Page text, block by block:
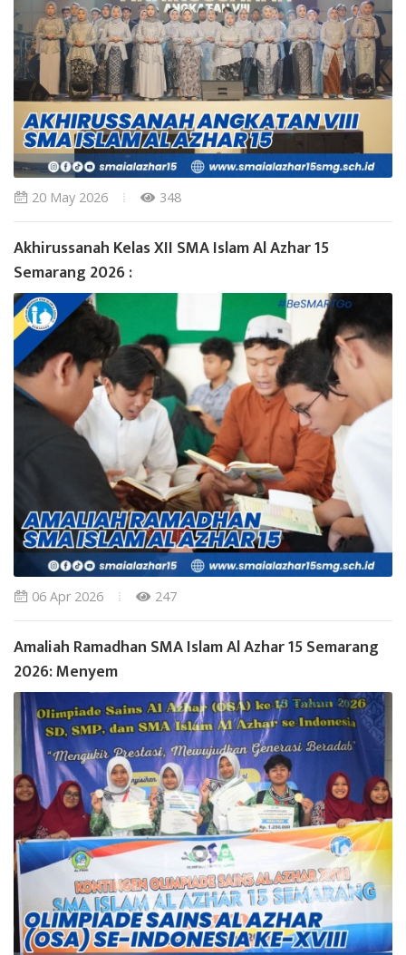
20 May 2026 348
Akhirussanah Kelas XII SMA Islam Al Azhar 15
Semarang 2026 :
06 Apr 2026 247
Amaliah Ramadhan SMA Islam Al Azhar 15 Semarang
2026: Menyem